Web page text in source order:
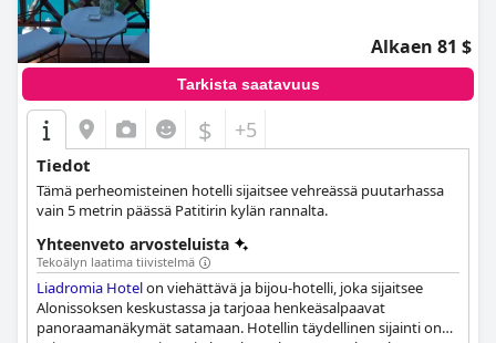
Alkaen 81 $
Tarkista saatavuus
$ +5
Tiedot
Tämä perheomisteinen hotelli sijaitsee vehreässä puutarhassa
vain 5 metrin päässä Patitirin kylän rannalta.
Yhteenveto arvosteluista
Tekoälyn laatima tiivistelmä
Liadromia Hotelon viehättävä ja bijou-hotelli, joka sijaitsee
Alonissoksen keskustassa ja tarjoaa henkeäsalpaavat
panoraamanäkymät satamaan. Hotellin täydellinen sijainti on